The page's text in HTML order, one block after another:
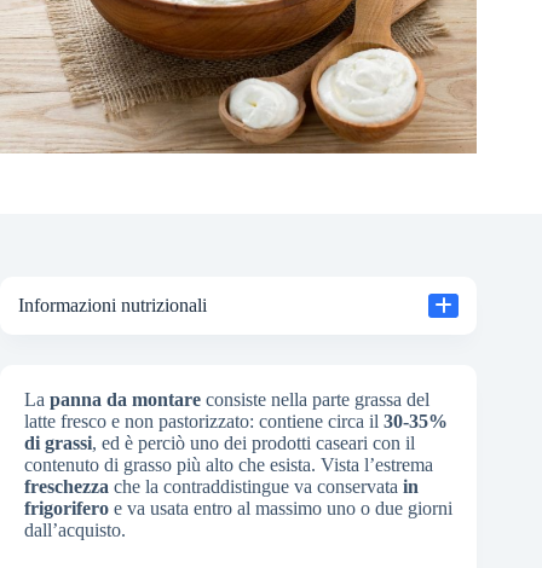
La panna da montare consiste nella parte grassa del
latte fresco e non pastorizzato: contiene circa il 30-35%
di grassi, ed è perciò uno dei prodotti caseari con il
contenuto di grasso più alto che esista. Vista l’estrema
freschezza che la contraddistingue va conservata in
frigorifero e va usata entro al massimo uno o due giorni
dall’acquisto.
Informazioni nutrizionali